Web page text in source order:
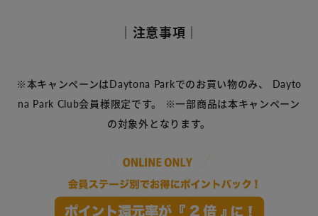
｜注意事項｜
※本キャンペーンはDaytona Parkでのお買い物のみ、
Dayto
na Park Club会員様限定です。
※一部商品は本キャンペーン
の対象外となります。